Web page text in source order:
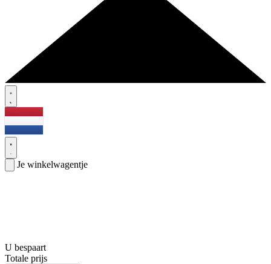
Je winkelwagentje
U bespaart
Totale prijs